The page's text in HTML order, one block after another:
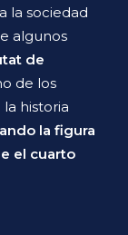
la sociedad
algunos
de
de los
historia
la figura
el cuarto